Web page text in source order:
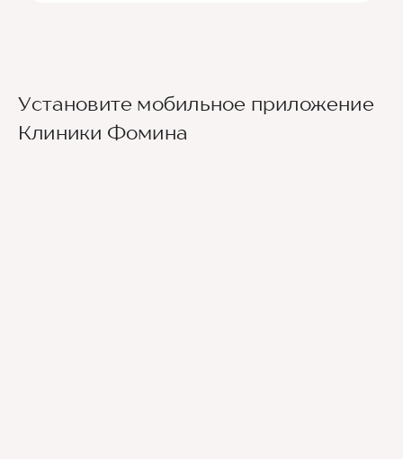
Установите мобильное приложение
Клиники Фомина